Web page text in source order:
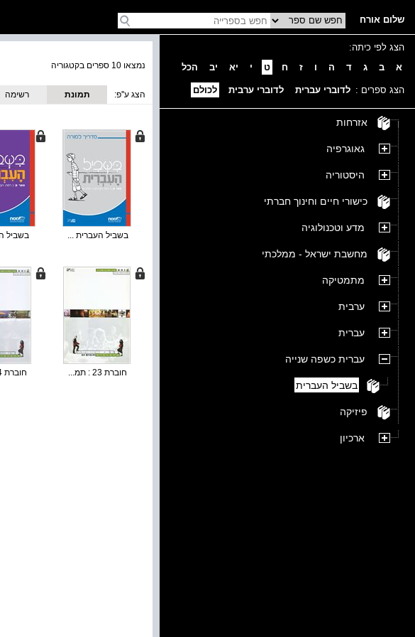
שלום אורח
הצג לפי כיתה:
א
ב ג ד ה ו ז ח ט י יא יב הכל
הצג ספרים : לדוברי עברית לדוברי ערבית לכולם
אזרחות
גאוגרפיה
היסטוריה
כישורי חיים וחינוך חברתי
מדע וטכנולוגיה
מחשבת ישראל - ממלכתי
מתמטיקה
ערבית
עברית
עברית כשפה שנייה
בשביל העברית
פיזיקה
ארכיון
נמצאו 10 ספרים בקטגוריה
הצג ע''פ:
תמונת
רשימה
בשביל העברית ... בשביל
חוברת 23 : תמ... חוברת 24 : על...